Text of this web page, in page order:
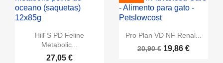
Hill´s PD Feline
Metabolic...
27,05 €
Pro Plan VD NF Renal...
20,90 € 19,86 €